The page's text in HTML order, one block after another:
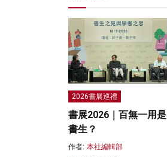
2026書展巡禮
書展2026｜百無一用是
書生？
作者: 本社編輯部